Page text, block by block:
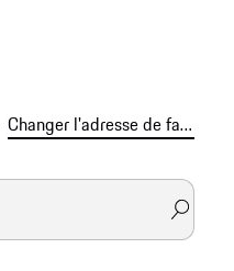
Changer l'adresse de facturation des services Connect